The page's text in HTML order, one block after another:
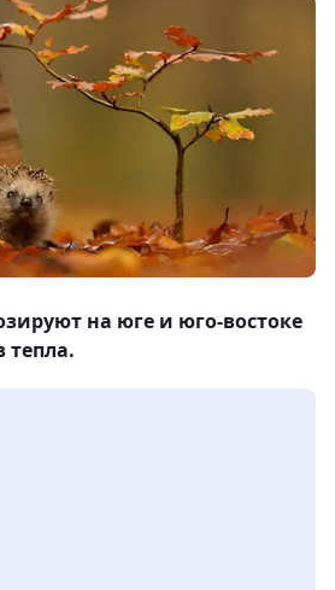
на юге и юго-востоке
тепла.